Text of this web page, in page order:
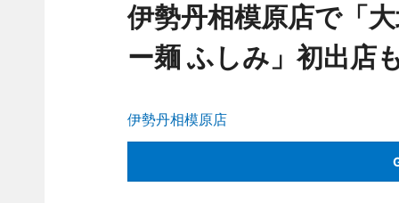
伊勢丹相模原店で「
ー麺 ふしみ」初出店
伊勢丹相模原店